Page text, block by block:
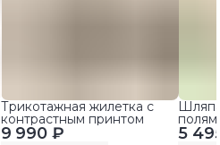
9 990 ₽
Трикотажная жилетка с
контрастным принтом
5